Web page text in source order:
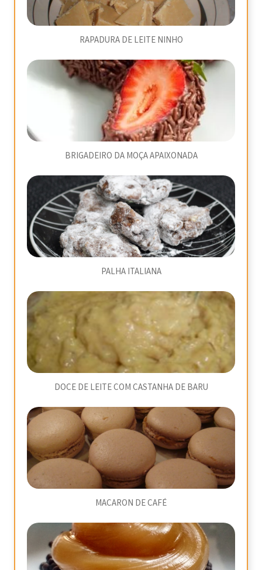
RAPADURA DE LEITE NINHO
BRIGADEIRO DA MOÇA APAIXONADA
PALHA ITALIANA
DOCE DE LEITE COM CASTANHA DE BARU
MACARON DE CAFÉ